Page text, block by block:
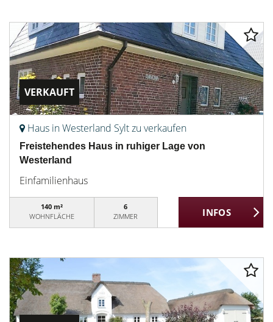
VERKAUFT
Haus in Westerland Sylt zu verkaufen
Freistehendes Haus in ruhiger Lage von
Westerland
Einfamilienhaus
140 m²
WOHNFLÄCHE
6
ZIMMER